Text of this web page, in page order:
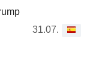
31.07.